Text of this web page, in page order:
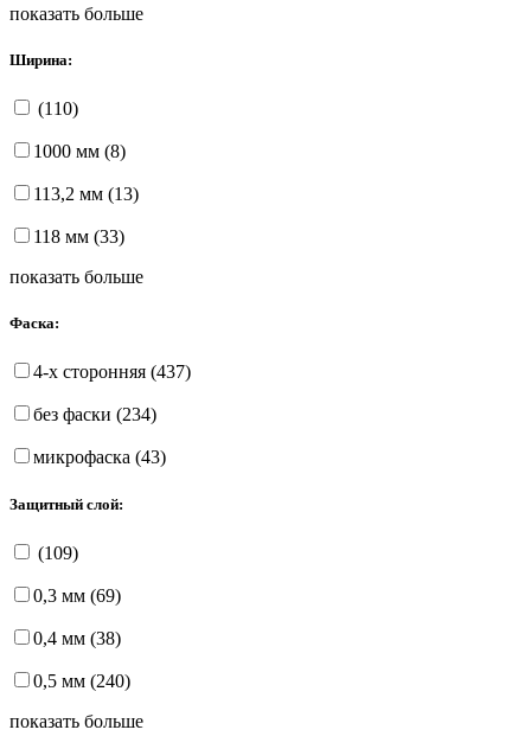
показать больше
Ширина:
(110)
1000 мм (8)
113,2 мм (13)
118 мм (33)
показать больше
Фаска:
4-х сторонняя (437)
без фаски (234)
микрофаска (43)
Защитный слой:
(109)
0,3 мм (69)
0,4 мм (38)
0,5 мм (240)
показать больше